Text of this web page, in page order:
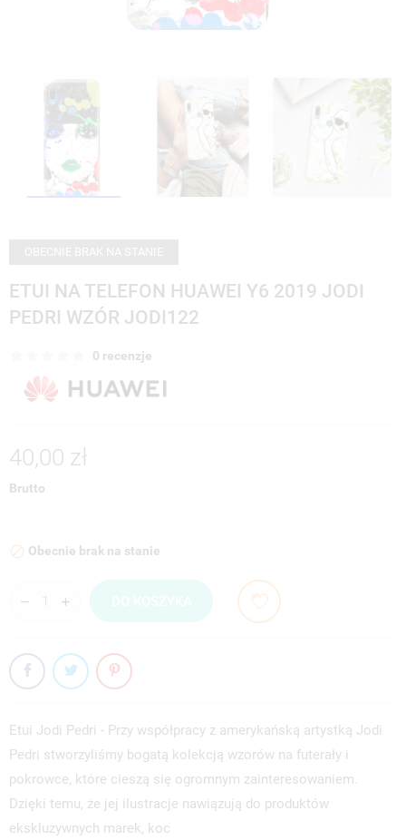
ETUI NA TELEFON HUAWEI Y6 2019 JODI
PEDRI WZÓR JODI122
0 recenzje
40,00 zł
Brutto
 Obecnie brak na stanie
Etui Jodi Pedri - Przy współpracy z amerykańską artystką Jodi
Pedri stworzyliśmy bogatą kolekcją wzorów na futerały i
pokrowce, które cieszą się ogromnym zainteresowaniem.
Dzięki temu, że jej ilustracje nawiązują do produktów
ekskluzywnych marek, koc